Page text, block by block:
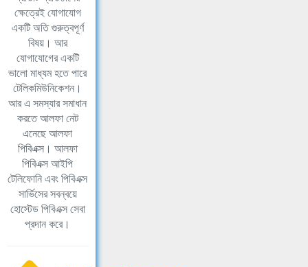
ক্ষেত্রেই যোগাযোগ
একটি অতি গুরুত্বপূর্ণ
বিষয়। আর
যোগাযোগের একটি
ভালো মাধ্যম হতে পারে
টেলিকমিউনিকেশন।
আর এ সমস্যার সমাধান
করতে আলফা নেট
এনেছে আলফা
পিবিএক্স। আলফা
পিবিএক্স আইপি
টেলিফোনি এবং পিবিএক্স
সার্ভিসের সবন্বয়ে
হোস্টেড পিবিএক্স সেবা
প্রদান করে।